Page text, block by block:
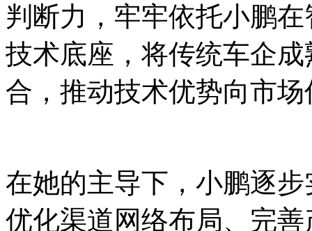
判断力，牢牢依托小鹏
技术底座，将传统车企
合，推动技术优势向市
在她的主导下，小鹏逐
优化渠道网络布局、完